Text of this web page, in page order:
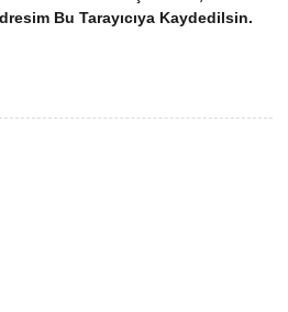
Bu Tarayıcıya Kaydedilsin.